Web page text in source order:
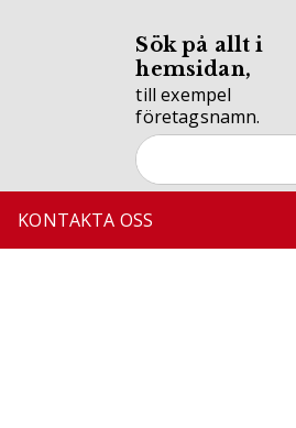
Sök på allt i
hemsidan,
till exempel
företagsnamn.
KONTAKTA OSS